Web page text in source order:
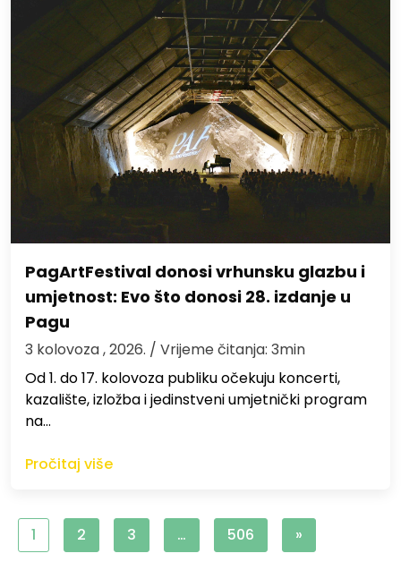
PagArtFestival donosi vrhunsku glazbu i
umjetnost: Evo što donosi 28. izdanje u
Pagu
3 kolovoza , 2026. / Vrijeme čitanja: 3min
Od 1. do 17. kolovoza publiku očekuju koncerti,
kazalište, izložba i jedinstveni umjetnički program
na…
Pročitaj više
1 2 3 … 506 »